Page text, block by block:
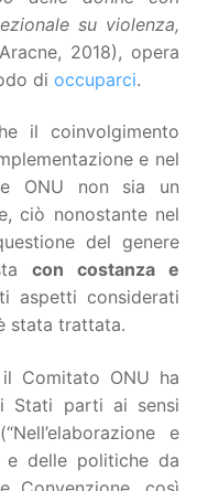
su violenza,
2018), opera
di occuparci.
il coinvolgimento
e nel
ONU non sia un
ciò nonostante nel
del genere
con costanza e
aspetti considerati
stata trattata.
il Comitato ONU ha
Stati parti ai sensi
e
e delle politiche da